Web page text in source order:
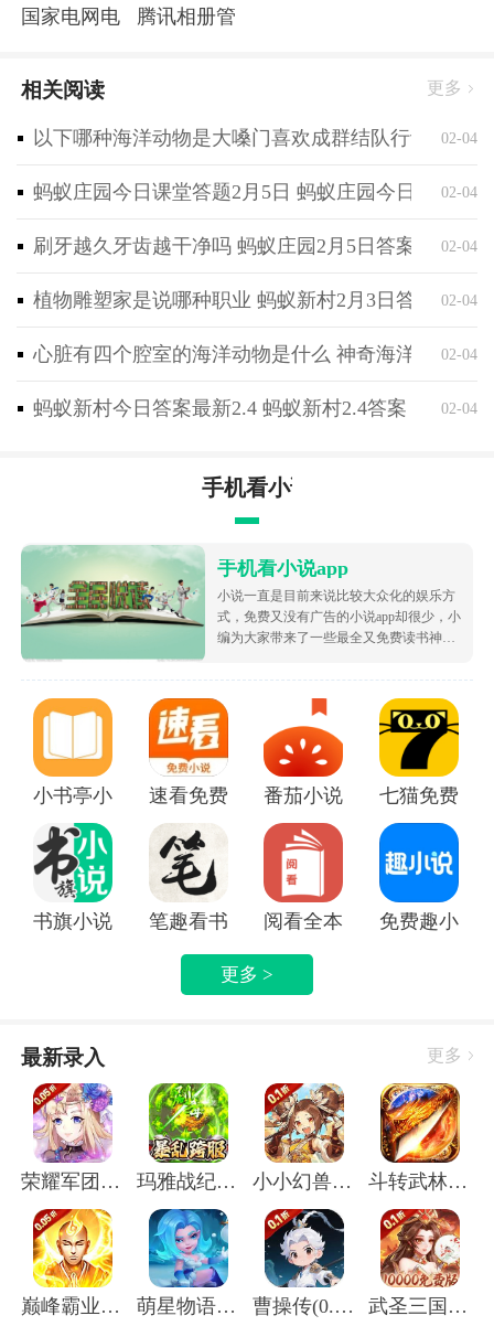
国家电网电e宝官方版腾讯相册管家app
相关阅读 更多
以下哪种海洋动物是大嗓门喜欢成群结队行动 神奇
02-04
蚂蚁庄园今日课堂答题2月5日 蚂蚁庄园今日课堂答
02-04
刷牙越久牙齿越干净吗 蚂蚁庄园2月5日答案最新02-04
植物雕塑家是说哪种职业 蚂蚁新村2月3日答案最新
02-04
心脏有四个腔室的海洋动物是什么 神奇海洋2月4日
02-04
蚂蚁新村今日答案最新2.4 蚂蚁新村2.4答案 02-04
手机看小说app
手机看小说app
小说一直是目前来说比较大众化的娱乐方
式，免费又没有广告的小说app却很少，小
编为大家带来了一些最全又免费读书神
小说资源，都很根据市场受欢迎的热度为
大家排序的哦，致力于带给大家好用的追
书软件！
小书亭小说 速看免费小说app番茄小说免费版下载安装
七猫免费阅
书旗小说APP笔趣看书小说app阅看全本免费小说APP
免费趣小说
更多 >
最新录入 更多
荣耀军团(0.05折主宰天命) 玛雅战纪(屠魔沉默专属) 小小幻兽录(虎踞中原0.1折) 斗转武林(圣金专属单职业)
巅峰霸业(封神榜0.05折) 萌星物语(登录送5星英雄) 曹操传(0.1折送终身元宝卡) 武圣三国(0.1无限代金免费版)